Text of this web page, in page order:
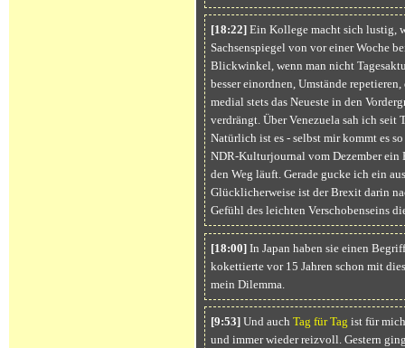
[18:22]Ein Kollege macht sich lustig,
Sachsenspiegel von vor einer Woche
Blickwinkel, wenn man nicht
besser einordnen, Umstände
medial stets das Neueste in den
verdrängt. Über Venezuela sah ich seit
Natürlich ist es - selbst mir kommt es
NDR-Kulturjournal vom Dezember ein
den Weg läuft. Gerade gucke ich ein
Glücklicherweise ist der Brexit darin
Gefühl des leichten Verschobenseins
[18:00]In Japan haben sie einen
kokettierte vor 15 Jahren schon mit
mein Dilemma.
[9:53]Und auch Tag für Tag ist für
und immer wieder reizvoll. Gestern